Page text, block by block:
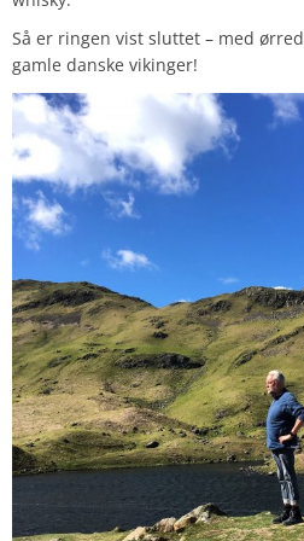
Så er ringen vist sluttet – med
gamle danske vikinger!